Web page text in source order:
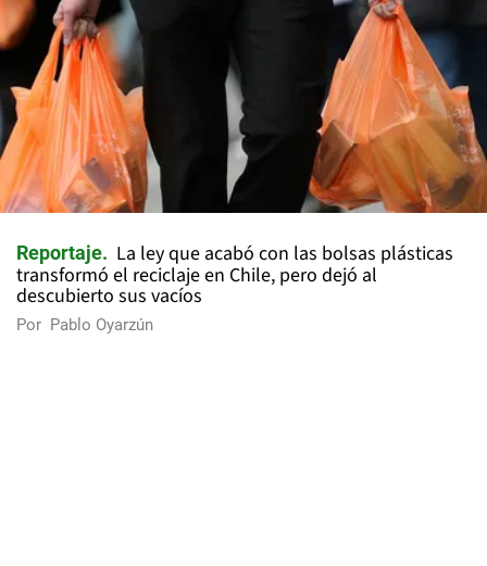
Reportaje
La ley que acabó con las bolsas plásticas
transformó el reciclaje en Chile, pero dejó al
descubierto sus vacíos
Por Pablo Oyarzún